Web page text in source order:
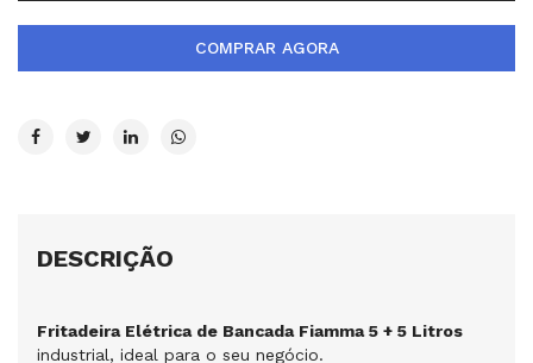
COMPRAR AGORA
DESCRIÇÃO
Fritadeira Elétrica de Bancada Fiamma 5 + 5 Litros
industrial, ideal para o seu negócio.